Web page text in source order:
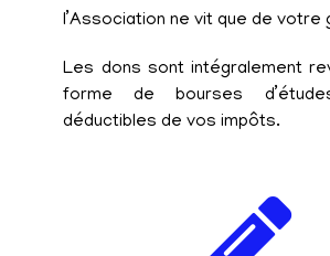
l’Association ne vit que de votre
Les dons sont intégralement
forme de bourses
déductibles de vos impôts.